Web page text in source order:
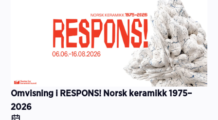
n
Omvisning i RESPONS! Norsk keramikk 1975–
2026